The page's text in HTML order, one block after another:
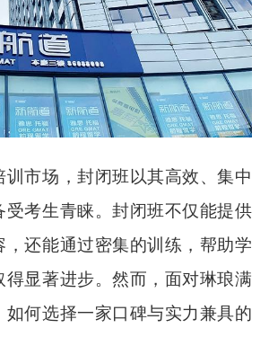
训市场，封闭班以其高效、集中
受考生青睐。封闭班不仅能提供
，还能通过密集的训练，帮助学
得显著进步。然而，面对琳琅满
如何选择一家口碑与实力兼具的